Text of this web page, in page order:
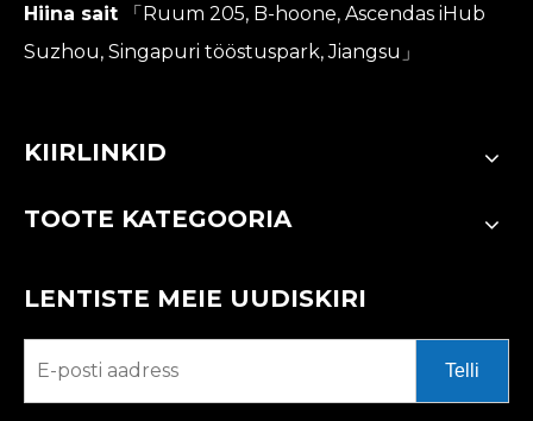
Hiina sait
「Ruum 205, B-hoone, Ascendas iHub
Suzhou, Singapuri tööstuspark, Jiangsu」
KIIRLINKID
TOOTE KATEGOORIA
LENTISTE MEIE UUDISKIRI
Telli